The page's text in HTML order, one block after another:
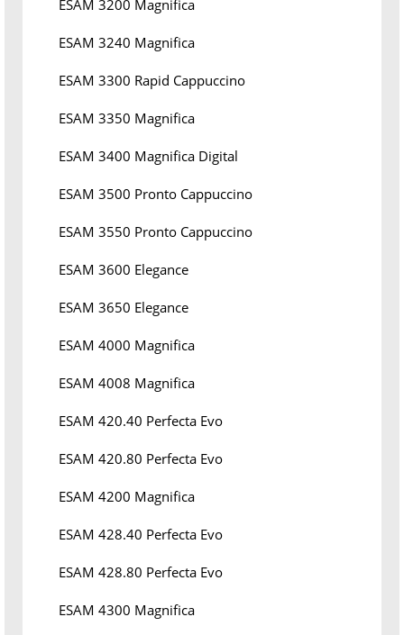
ESAM 3200 Magnifica
ESAM 3240 Magnifica
ESAM 3300 Rapid Cappuccino
ESAM 3350 Magnifica
ESAM 3400 Magnifica Digital
ESAM 3500 Pronto Cappuccino
ESAM 3550 Pronto Cappuccino
ESAM 3600 Elegance
ESAM 3650 Elegance
ESAM 4000 Magnifica
ESAM 4008 Magnifica
ESAM 420.40 Perfecta Evo
ESAM 420.80 Perfecta Evo
ESAM 4200 Magnifica
ESAM 428.40 Perfecta Evo
ESAM 428.80 Perfecta Evo
ESAM 4300 Magnifica